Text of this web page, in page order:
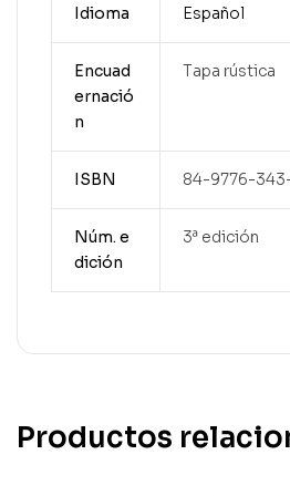
Idioma Español
Encuad
ernació
n
Tapa rústica
ISBN 84-9776-
Núm. e
dición
3ª edición
Productos